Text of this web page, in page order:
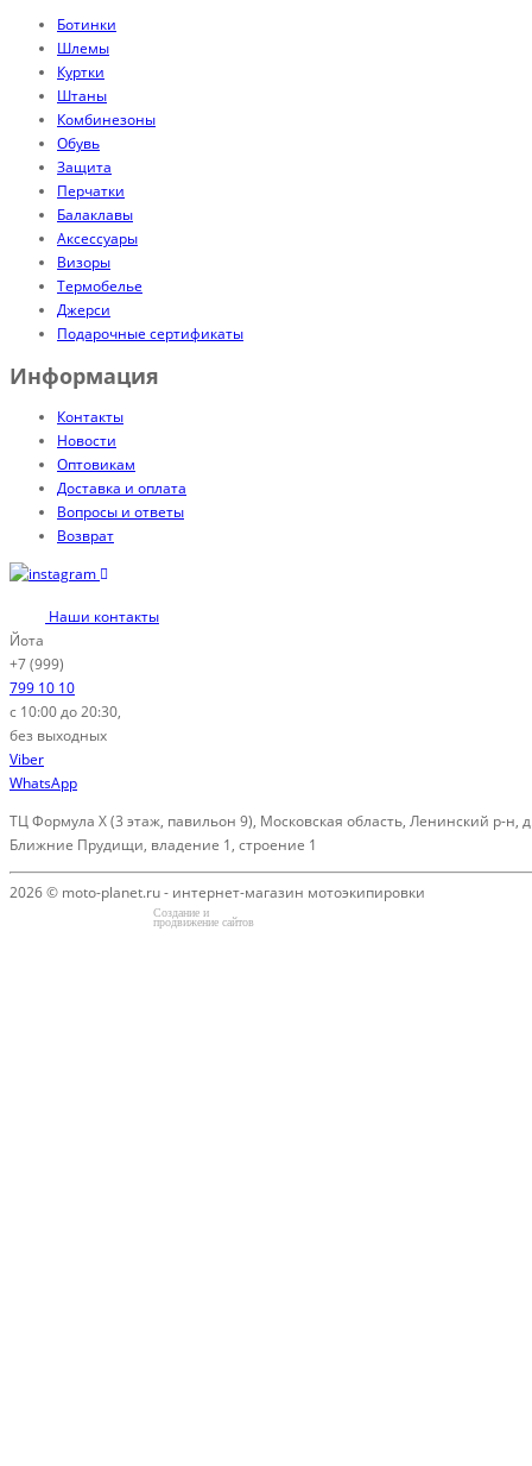
Ботинки
Шлемы
Куртки
Штаны
Комбинезоны
Обувь
Защита
Перчатки
Балаклавы
Аксессуары
Визоры
Термобелье
Джерси
Подарочные сертификаты
Информация
Контакты
Новости
Оптовикам
Доставка и оплата
Вопросы и ответы
Возврат
Наши контакты
Йота
+7 (999)
799 10 10
с 10:00 до 20:30,
без выходных
Viber
WhatsApp
ТЦ Формула Х (3 этаж, павильон 9), Московская область, Ленинский р-н,
Ближние Прудищи, владение 1, строение 1
2026 © moto-planet.ru - интернет-магазин мотоэкипировки
Создание и
продвижение сайтов